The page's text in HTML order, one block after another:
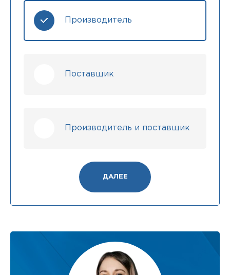
Производитель
Поставщик
Производитель и поставщик
ДАЛЕЕ